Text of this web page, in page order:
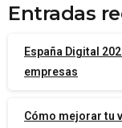
Entradas
España Digital
empresas
Cómo mejorar tu